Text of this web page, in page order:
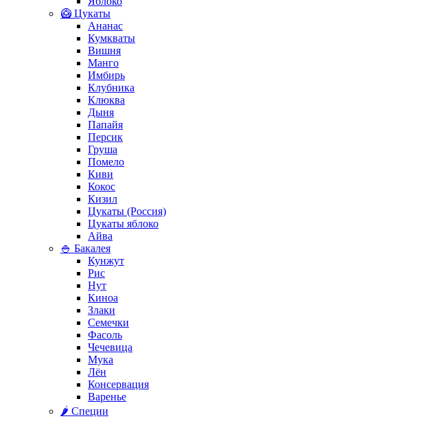
🥝 Цукаты
Ананас
Кумкваты
Вишня
Манго
Имбирь
Клубника
Клюква
Дыня
Папайя
Персик
Груша
Помело
Киви
Кокос
Кизил
Цукаты (Россия)
Цукаты яблоко
Айва
🍚 Бакалея
Кунжут
Рис
Нут
Киноа
Злаки
Семечки
Фасоль
Чечевица
Мука
Лён
Консервация
Варенье
🌶️ Специи